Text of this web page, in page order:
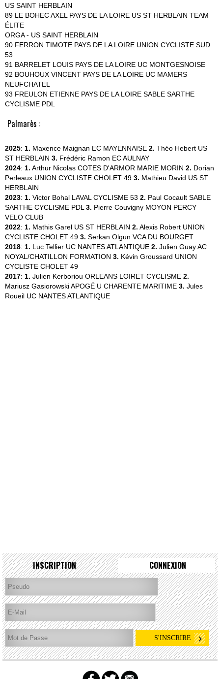
US SAINT HERBLAIN
89 LE BOHEC AXEL PAYS DE LA LOIRE US ST HERBLAIN TEAM
ÉLITE
ORGA - US SAINT HERBLAIN
90 FERRON TIMOTE PAYS DE LA LOIRE UNION CYCLISTE SUD
53
91 BARRELET LOUIS PAYS DE LA LOIRE UC MONTGESNOISE
92 BOUHOUX VINCENT PAYS DE LA LOIRE UC MAMERS
NEUFCHATEL
93 FREULON ETIENNE PAYS DE LA LOIRE SABLE SARTHE
CYCLISME PDL
Palmarès :
2025: 1. Maxence Maignan EC MAYENNAISE 2. Théo Hebert US
ST HERBLAIN 3. Frédéric Ramon EC AULNAY
2024: 1. Arthur Nicolas COTES D'ARMOR MARIE MORIN 2. Dorian
Perleaux UNION CYCLISTE CHOLET 49 3. Mathieu David US ST
HERBLAIN
2023: 1. Victor Bohal LAVAL CYCLISME 53 2. Paul Cocault SABLE
SARTHE CYCLISME PDL 3. Pierre Couvigny MOYON PERCY
VELO CLUB
2022: 1. Mathis Garel US ST HERBLAIN 2. Alexis Robert UNION
CYCLISTE CHOLET 49 3. Serkan Olgun VCA DU BOURGET
2018: 1. Luc Tellier UC NANTES ATLANTIQUE 2. Julien GuayAC
NOYAL/CHATILLON FORMATION 3. Kévin Groussard UNION
CYCLISTE CHOLET 49
2017: 1. Julien Kerboriou ORLEANS LOIRET CYCLISME 2.
Mariusz GasiorowskiAPOGÉ U CHARENTE MARITIME 3. Jules
Roueil UC NANTES ATLANTIQUE
INSCRIPTION CONNEXION